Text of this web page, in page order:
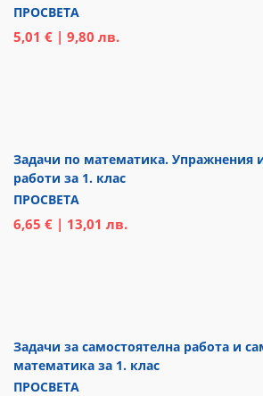
ПРОСВЕТА
5,01 € | 9,80 лв.
Задачи по математика. Упражнения
работи за 1. клас
ПРОСВЕТА
6,65 € | 13,01 лв.
Задачи за самостоятелна работа и
математика за 1. клас
ПРОСВЕТА